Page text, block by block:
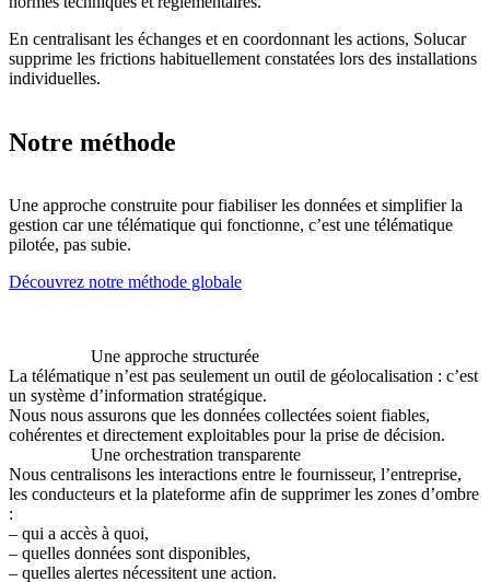
En centralisant les échanges et en coordonnant les actions, Solucar
supprime les frictions habituellement constatées lors des installations
individuelles.
Notre méthode
Une approche construite pour fiabiliser les données et simplifier la
gestion car une télématique qui fonctionne, c’est une télématique
pilotée, pas subie.
Découvrez notre méthode globale
Une approche structurée
La télématique n’est pas seulement un outil de géolocalisation : c’est
un système d’information stratégique.
Nous nous assurons que les données collectées soient fiables,
cohérentes et directement exploitables pour la prise de décision.
Une orchestration transparente
Nous centralisons les interactions entre le fournisseur, l’entreprise,
les conducteurs et la plateforme afin de supprimer les zones d’ombre
:
– qui a accès à quoi,
– quelles données sont disponibles,
– quelles alertes nécessitent une action.